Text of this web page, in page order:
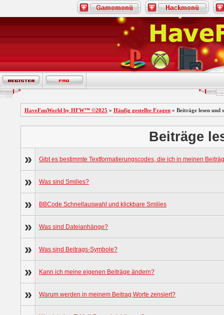
HaveFunWorld by HFW™ ©2025 » Häufig gestellte Fragen » Beiträge lesen und
Beiträge
»
Gibt es bestimmte Textformatierungscodes, die ich in meinen
» Was sind Smilies?
» BBCode Schnellauswahl und klickbare Smilies
» Was sind Dateianhänge?
» Was sind Beitrags-Symbole?
» Kann ich meine eigenen Beiträge ändern?
» Warum werden in meinem Beitrag Worte zensiert?